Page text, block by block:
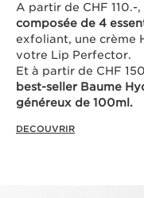
A partir de CHF 110.-,
composée de 4
exfoliant, une crème
votre Lip Perfector.
Et à partir de CHF
best-seller Baume
généreux de 100ml.
DECOUVRIR